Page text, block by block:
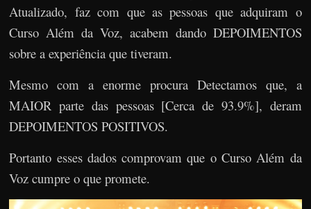
Atualizado, faz com que as pessoas que adquiram o
Curso Além da Voz, acabem dando DEPOIMENTOS
sobre a experiência que tiveram.
Mesmo com a enorme procura Detectamos que, a
MAIOR parte das pessoas [Cerca de 93.9%], deram
DEPOIMENTOS POSITIVOS.
Portanto esses dados comprovam que o Curso Além da
Voz cumpre o que promete.